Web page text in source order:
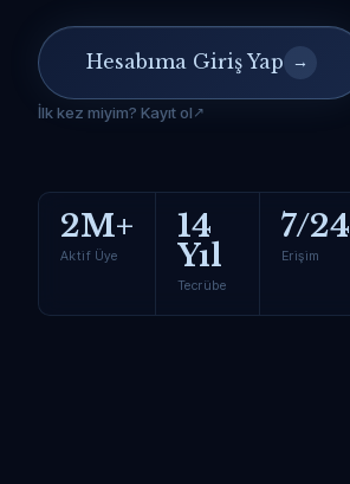
Hesabıma Giriş Yap →
İlk kez miyim? Kayıt ol
2M+
Aktif Üye
14
Yıl
Tecrübe
7/24
Erişim